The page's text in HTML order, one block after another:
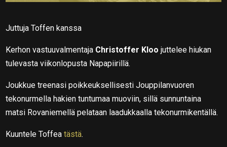
Juttuja Toffen kanssa
Kerhon vastuuvalmentaja Christoffer Kloo juttelee hiukan
tulevasta viikonlopusta Napapiirillä.
Joukkue treenasi poikkeuksellisesti Jouppilanvuoren
tekonurmella hakien tuntumaa muoviin, sillä sunnuntaina
matsi Rovaniemellä pelataan laadukkaalla tekonurmikentällä.
Kuuntele Toffeatästä.